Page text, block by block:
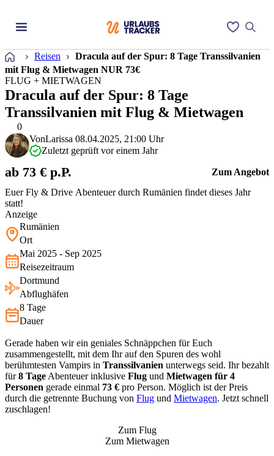
Startseite
Reisen
Dracula auf der Spur: 8 Tage Transsilvanien
mit Flug & Mietwagen NUR 73€
0
FLUG + MIETWAGEN
Dracula auf der Spur: 8 Tage
Transsilvanien mit Flug & Mietwagen
Euer Fly & Drive Abenteuer durch Rumänien findet dieses Jahr
statt!
VonLarissa 08.04.2025, 21:00 Uhr
Zuletzt geprüft vor einem Jahr
ab 73 € p.P. Zum Angebot
Anzeige
Rumänien
Ort
Mai 2025 - Sep 2025
Reisezeitraum
Dortmund
Abflughäfen
8 Tage
Dauer
Gerade haben wir ein geniales Schnäppchen für Euch
zusammengestellt, mit dem Ihr auf den Spuren des wohl
berühmtesten Vampirs in Transsilvanien unterwegs seid. Ihr bezahlt
für8 Tage Abenteuer inklusive Flug und Mietwagen für 4
Personen gerade einmal 73 € pro Person. Möglich ist der Preis
durch die getrennte Buchung von Flug und Mietwagen. Jetzt schnell
zuschlagen!
Zum Flug
Zum Mietwagen